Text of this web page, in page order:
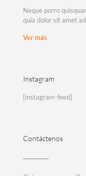
Neque porro
quia dolor sit amet
Ver más
Instagram
[instagram-feed]
Contáctenos